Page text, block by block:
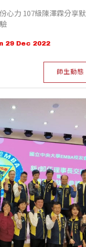
心力 107級陳澤霖分享默
29 Dec 2022
師生動態